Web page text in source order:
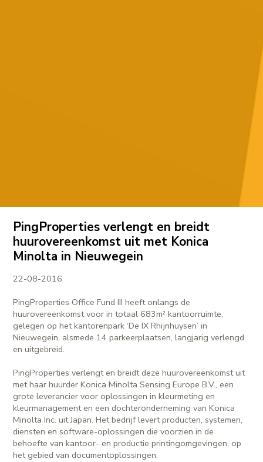
PingProperties verlengt en breidt
huurovereenkomst uit met Konica
Minolta in Nieuwegein
22-08-2016
PingProperties Office Fund III heeft onlangs de
huurovereenkomst voor in totaal 683m² kantoorruimte,
gelegen op het kantorenpark ‘De IX Rhijnhuysen’ in
Nieuwegein, alsmede 14 parkeerplaatsen, langjarig verlengd
en uitgebreid.
PingProperties verlengt en breidt deze huurovereenkomst uit
met haar huurder Konica Minolta Sensing Europe B.V., een
grote leverancier voor oplossingen in kleurmeting en
kleurmanagement en een dochteronderneming van Konica
Minolta Inc. uit Japan. Het bedrijf levert producten, systemen,
diensten en software-oplossingen die voorzien in de
behoefte van kantoor- en productie printingomgevingen, op
het gebied van documentoplossingen.